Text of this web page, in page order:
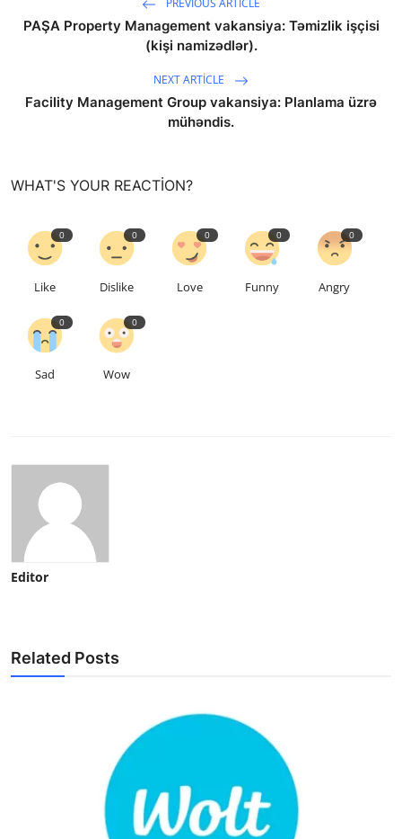
PAŞA Property Management vakansiya: Təmizlik işçisi
(kişi namizədlər).
NEXT ARTICLE
Facility Management Group vakansiya: Planlama üzrə
mühəndis.
WHAT'S YOUR REACTION?
0
Like
0
Dislike
0
Love
0
Funny
0
Angry
0
Sad
0
Wow
Editor
Related Posts